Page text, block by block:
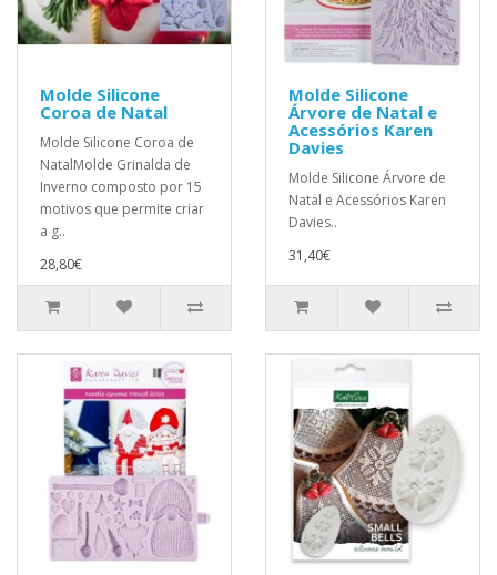
Molde Silicone
Coroa de Natal
Molde Silicone Coroa de
NatalMolde Grinalda de
Inverno composto por 15
motivos que permite criar
a g..
28,80€
Molde Silicone
Árvore de Natal e
Acessórios Karen
Davies
Molde Silicone Árvore de
Natal e Acessórios Karen
Davies..
31,40€